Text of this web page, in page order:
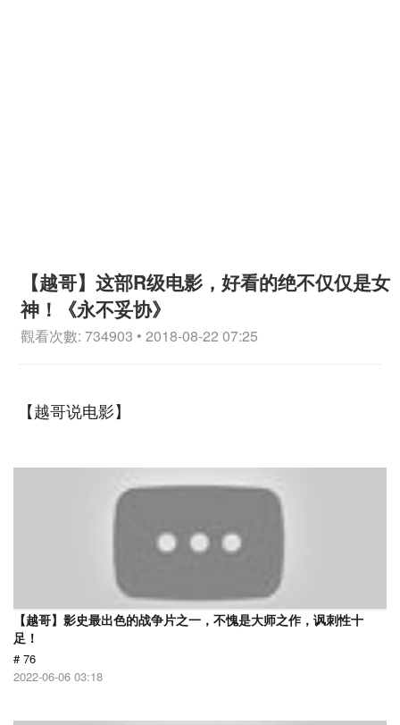
【越哥】这部R级电影，好看的绝不仅仅是女
神！《永不妥协》
觀看次數: 734903 • 2018-08-22 07:25
【越哥说电影】
【越哥】影史最出色的战争片之一，不愧是大师之作，讽刺性十
足！
# 76
2022-06-06 03:18